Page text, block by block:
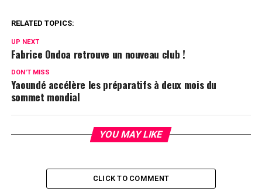
RELATED TOPICS:
UP NEXT
Fabrice Ondoa retrouve un nouveau club !
DON'T MISS
Yaoundé accélère les préparatifs à deux mois du
sommet mondial
YOU MAY LIKE
CLICK TO COMMENT